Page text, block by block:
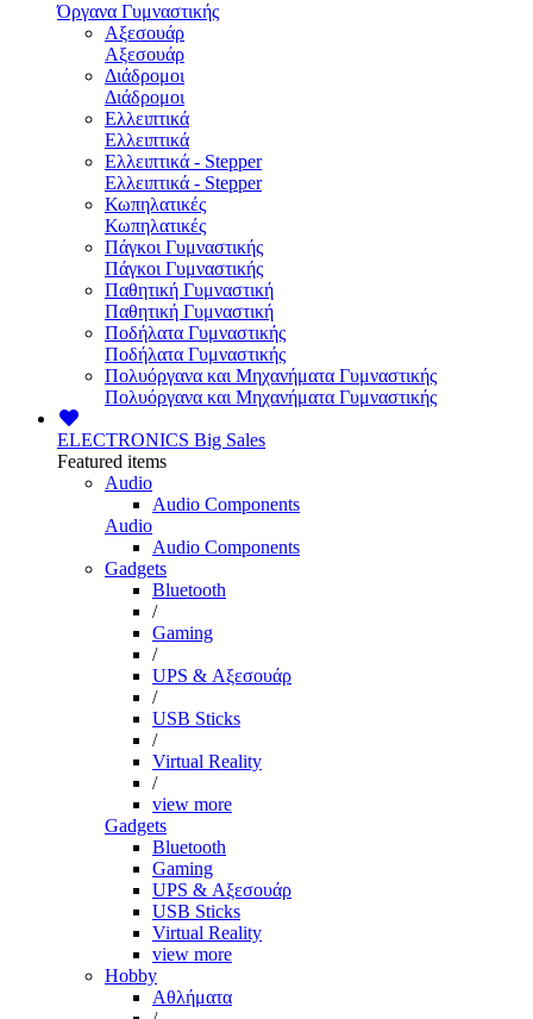
Όργανα Γυμναστικής
Αξεσουάρ
Αξεσουάρ
Διάδρομοι
Διάδρομοι
Ελλειπτικά
Ελλειπτικά
Ελλειπτικά - Stepper
Ελλειπτικά - Stepper
Κωπηλατικές
Κωπηλατικές
Πάγκοι Γυμναστικής
Πάγκοι Γυμναστικής
Παθητική Γυμναστική
Παθητική Γυμναστική
Ποδήλατα Γυμναστικής
Ποδήλατα Γυμναστικής
Πολυόργανα και Μηχανήματα Γυμναστικής
Πολυόργανα και Μηχανήματα Γυμναστικής
ELECTRONICS Big Sales
Featured items
Audio
Audio Components
Audio
Audio Components
Gadgets
Bluetooth
/
Gaming
/
UPS & Αξεσουάρ
/
USB Sticks
/
Virtual Reality
/
view more
Gadgets
Bluetooth
Gaming
UPS & Αξεσουάρ
USB Sticks
Virtual Reality
view more
Hobby
Αθλήματα